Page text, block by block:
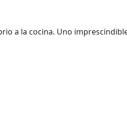
a la cocina. Uno